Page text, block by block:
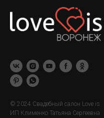
© 2024 Свадебный салон Love is
ИП Клименко Татьяна Сергеевна